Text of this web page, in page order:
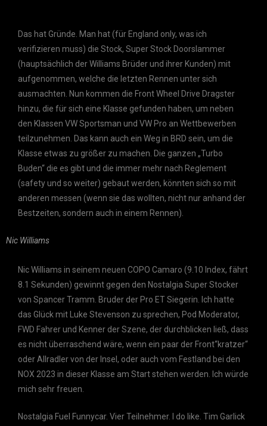
Das hat Gründe. Man hat (für England only, was ich
verifizieren muss) die Stock, Super Stock Doorslammer
(hauptsächlich der Williams Brüder und ihrer Kunden) mit
aufgenommen, welche die letzten Rennen unter sich
ausmachten. Nun kommen die Front Wheel Drive Dragster
hinzu, die für sich eine Klasse gefunden haben, um neben
den Klassen VW Sportsman und VW Pro an Wettbewerben
teilzunehmen. Das kann auch ein Weg in BRD sein, um die
Klasse etwas zu größer zu machen. Die ganzen „Turbo
Buden“ die es gibt und die immer mehr nach Reglement
(safety und so weiter) gebaut werden, könnten sich so mit
anderen messen (wenn sie das wollten, nicht nur anhand der
Bestzeiten, sondern auch in einem Rennen).
Nic Williams
Nic Williams in seinem neuen COPO Camaro (9.10 Index, fährt
8.1 Sekunden) gewinnt gegen den Nostalgia Super Stocker
von Spancer Tramm. Bruder der Pro ET Siegerin. Ich hatte
das Glück mit Luke Stevenson zu sprechen, Pod Moderator,
FWD Fahrer und Kenner der Szene, der durchblicken ließ, dass
es nicht überraschend wäre, wenn ein paar der Front“kratzer“
oder Allradler von der Insel, oder auch vom Festland bei den
NOX 2023 in dieser Klasse am Start stehen werden. Ich würde
mich sehr freuen.
Nostalgia Fuel Funnycar. Vier Teilnehmer. I do like. Tim Garlick